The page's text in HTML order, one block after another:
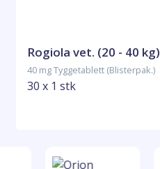
Rogiola vet. (20 - 40 kg)
40 mg Tyggetablett (Blisterpak.)
30 x 1 stk